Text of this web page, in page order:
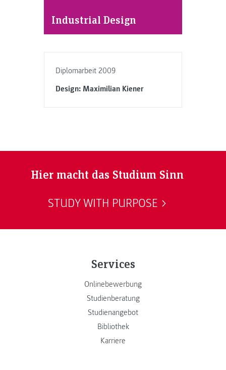
Industrial Design
Diplomarbeit 2009
Design: Maximilian Kiener
Hier macht das Studium Sinn
STUDY WITH PURPOSE
Services
Onlinebewerbung
Studienberatung
Studienangebot
Bibliothek
Karriere